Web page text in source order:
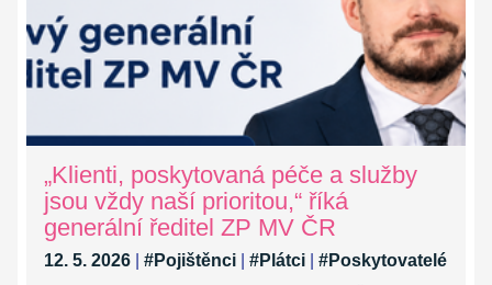
„Klienti, poskytovaná péče a služby
jsou vždy naší prioritou,“ říká
generální ředitel ZP MV ČR
12. 5. 2026 #Pojištěnci #Plátci
#Poskytovatelé